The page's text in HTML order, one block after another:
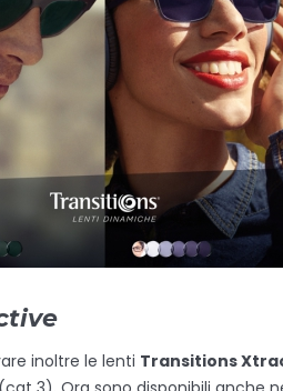
inoltre le lenti Transitions